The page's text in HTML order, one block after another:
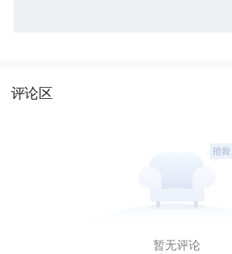
评论区
暂无评论